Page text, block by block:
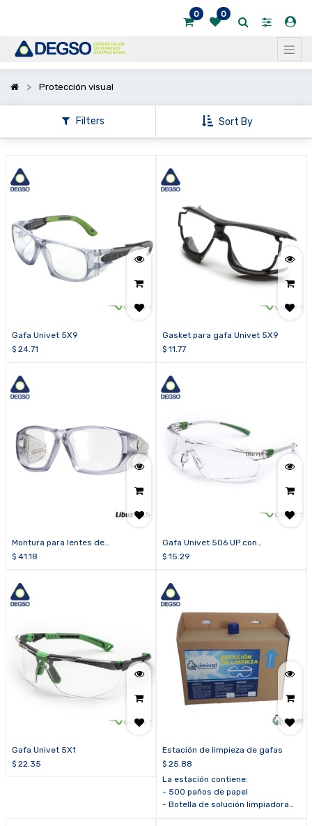
0 0
Protección visual
Filters Sort By
opciones
Gafa Univet 5X9
$ 24.71
Gasket para gafa Univet 5X9
$ 11.77
Montura para lentes de
prescripción BLS C22 para piezas
$ 41.18
Gafa Univet 506 UP con
tecnología Vanguard PLUS
$ 15.29
Gafa Univet 5X1
$ 22.35
Estación de limpieza de gafas
$ 25.88
La estación contiene:
- 500 paños de papel
- Botella de solución limpiadora